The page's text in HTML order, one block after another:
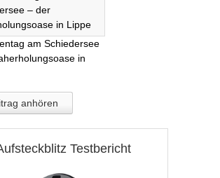
am Schiedersee
in
anhören
Testbericht